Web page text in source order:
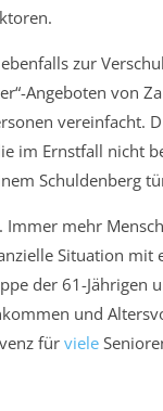
zur
Angeboten von
vereinfacht.
im Ernstfall nicht
Schuldenberg
mehr
Situation mit
der 61-
und
für viele